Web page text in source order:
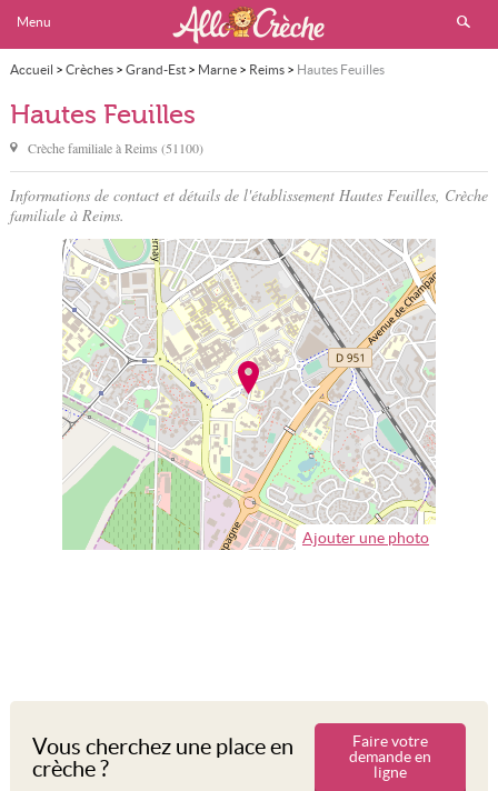
Menu
Accueil > Crèches> Grand-Est> Marne> Reims> Hautes Feuilles
Hautes Feuilles
Crèche familiale àReims (51100)
Informations de contact et détails de l'établissement Hautes Feuilles, Crèche
familiale à Reims.
Ajouter une photo
Vous cherchez une place en
crèche ?
Faire votre
demande en
ligne